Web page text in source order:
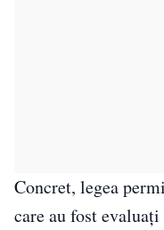
Concret, legea
care au fost